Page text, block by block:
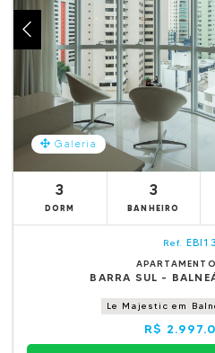
Galeria
3
DORM
3
BANHEIRO
Ref.
BARRA SUL -
Le Majestic em
R$